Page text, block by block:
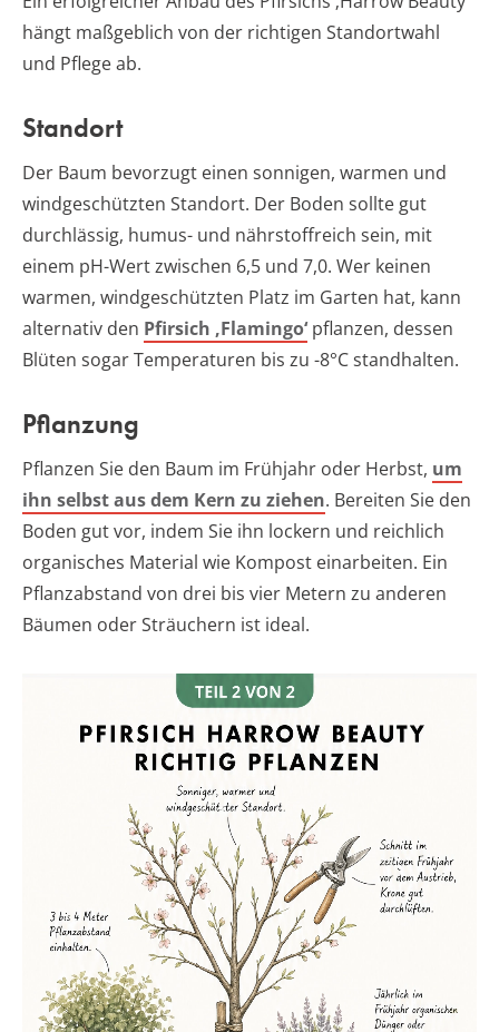
hängt maßgeblich von der richtigen Standortwahl
und Pflege ab.
Standort
Der Baum bevorzugt einen sonnigen, warmen und
windgeschützten Standort. Der Boden sollte gut
durchlässig, humus- und nährstoffreich sein, mit
einem pH-Wert zwischen 6,5 und 7,0. Wer keinen
warmen, windgeschützten Platz im Garten hat, kann
alternativ den Pfirsich ‚Flamingo‘pflanzen, dessen
Blüten sogar Temperaturen bis zu -8°C standhalten.
Pflanzung
Pflanzen Sie den Baum im Frühjahr oder Herbst, um
ihn selbst aus dem Kern zu ziehen. Bereiten Sie den
Boden gut vor, indem Sie ihn lockern und reichlich
organisches Material wie Kompost einarbeiten. Ein
Pflanzabstand von drei bis vier Metern zu anderen
Bäumen oder Sträuchern ist ideal.